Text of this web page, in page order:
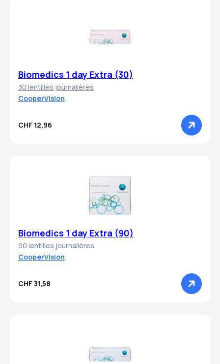
Biomedics 1 day Extra (30)
30 lentilles journalières
CooperVision
CHF 12,96
Biomedics 1 day Extra (90)
90 lentilles journalières
CooperVision
CHF 31,58